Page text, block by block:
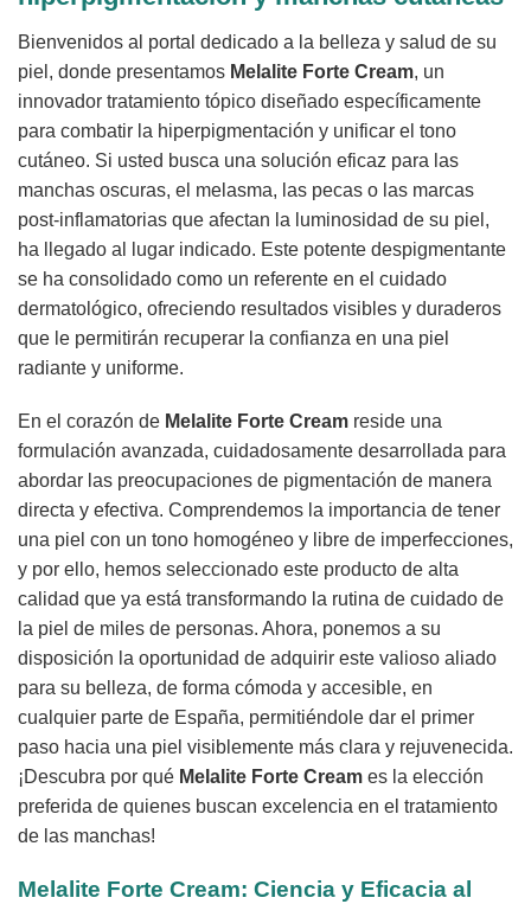
Bienvenidos al portal dedicado a la belleza y salud de su
piel, donde presentamos Melalite Forte Cream, un
innovador tratamiento tópico diseñado específicamente
para combatir la hiperpigmentación y unificar el tono
cutáneo. Si usted busca una solución eficaz para las
manchas oscuras, el melasma, las pecas o las marcas
post-inflamatorias que afectan la luminosidad de su piel,
ha llegado al lugar indicado. Este potente despigmentante
se ha consolidado como un referente en el cuidado
dermatológico, ofreciendo resultados visibles y duraderos
que le permitirán recuperar la confianza en una piel
radiante y uniforme.
En el corazón de Melalite Forte Cream reside una
formulación avanzada, cuidadosamente desarrollada para
abordar las preocupaciones de pigmentación de manera
directa y efectiva. Comprendemos la importancia de tener
una piel con un tono homogéneo y libre de imperfecciones,
y por ello, hemos seleccionado este producto de alta
calidad que ya está transformando la rutina de cuidado de
la piel de miles de personas. Ahora, ponemos a su
disposición la oportunidad de adquirir este valioso aliado
para su belleza, de forma cómoda y accesible, en
cualquier parte de España, permitiéndole dar el primer
paso hacia una piel visiblemente más clara y rejuvenecida.
¡Descubra por qué Melalite Forte Cream es la elección
preferida de quienes buscan excelencia en el tratamiento
de las manchas!
Melalite Forte Cream: Ciencia y Eficacia al